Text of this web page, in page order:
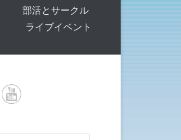
部活とサークル
ライブイベント